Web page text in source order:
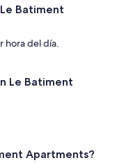
Batiment
hora del día.
Le Batiment
Apartments?